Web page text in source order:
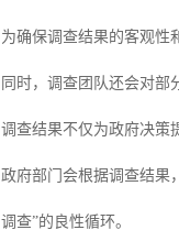
为确保调查结果的客观性
同时，调查团队还会对部
调查结果不仅为政府决策
政府部门会根据调查结
调查”的良性循环。